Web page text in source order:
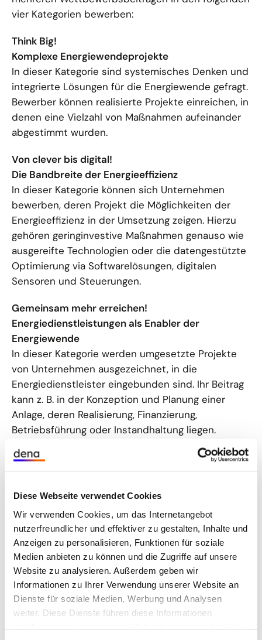
Diese Webseite verwendet Cookies
Wir verwenden Cookies, um das Internetangebot
nutzerfreundlicher und effektiver zu gestalten, Inhalte und
Anzeigen zu personalisieren, Funktionen für soziale
Medien anbieten zu können und die Zugriffe auf unsere
Website zu analysieren. Außerdem geben wir
Informationen zu Ihrer Verwendung unserer Website an
Dienste für soziale Medien, Werbung und Analysen
weiter. Diese Dienste führen diese Informationen
vier Kategorien bewerben:
Think Big!
Komplexe Energiewendeprojekte
In dieser Kategorie sind systemisches Denken und
integrierte Lösungen für die Energiewende gefragt.
Bewerber können realisierte Projekte einreichen, in
denen eine Vielzahl von Maßnahmen aufeinander
abgestimmt wurden.
Von clever bis digital!
Die Bandbreite der Energieeffizienz
In dieser Kategorie können sich Unternehmen
bewerben, deren Projekt die Möglichkeiten der
Energieeffizienz in der Umsetzung zeigen. Hierzu
gehören geringinvestive Maßnahmen genauso wie
ausgereifte Technologien oder die datengestützte
Optimierung via Softwarelösungen, digitalen
Sensoren und Steuerungen.
Gemeinsam mehr erreichen!
Energiedienstleistungen als Enabler der
Energiewende
In dieser Kategorie werden umgesetzte Projekte
von Unternehmen ausgezeichnet, in die
Energiedienstleister eingebunden sind. Ihr Beitrag
kann z. B. in der Konzeption und Planung einer
Anlage, deren Realisierung, Finanzierung,
Betriebsführung oder Instandhaltung liegen.
Konzepte für eine klimaneutrale Zukunft.
Innovative Ideen und neue Ansätze für eine Green
Unternehmen, die neue Ansätze zur Reduzierung
des Energieverbrauchs und der
Treibhausgasemission verfolgen oder auch die
Energiewende system- und branchenübergreifend
(bzw. integriert und ganzheitlich) denken, können
ihre Konzepte für den Publikumspreis des Energy
Efficiency Award einreichen. Das Konzept sollte
schlüssig darstellen, mit welchen konkreten